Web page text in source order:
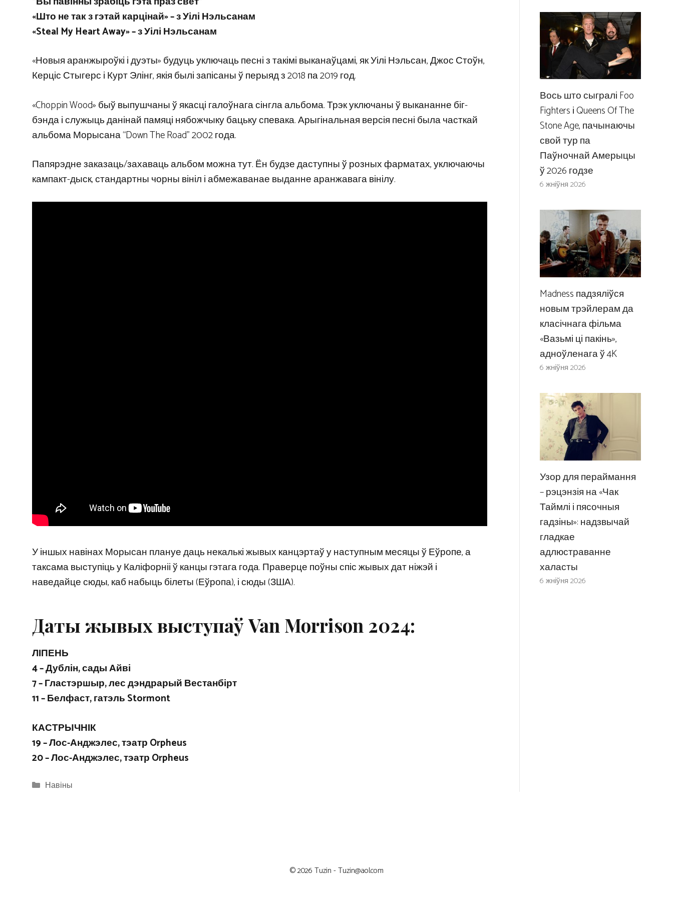
«Што не так з гэтай карцінай» – з Уілі Нэльсанам
«Steal My Heart Away» – з Уілі Нэльсанам
«Новыя аранжыроўкі і дуэты» будуць уключаць песні з такімі выканаўцамі, як Уілі Нэльсан, Джос Стоўн,
Керціс Стыгерс і Курт Элінг, якія былі запісаны ў перыяд з 2018 па 2019 год.
«Choppin Wood» быў выпушчаны ў якасці галоўнага сінгла альбома. Трэк уключаны ў выкананне біг-
бэнда і служыць данінай памяці нябожчыку бацьку спевака. Арыгінальная версія песні была часткай
альбома Морысана “Down The Road” 2002 года.
Папярэдне заказаць/захаваць альбом можна тут. Ён будзе даступны ў розных фарматах, уключаючы
кампакт-дыск, стандартны чорны вініл і абмежаванае выданне аранжавага вінілу.
У іншых навінах Морысан плануе даць некалькі жывых канцэртаў у наступным месяцы ў Еўропе, а
таксама выступіць у Каліфорніі ў канцы гэтага года. Праверце поўны спіс жывых дат ніжэй і
наведайце сюды, каб набыць білеты (Еўропа), і сюды (ЗША).
Даты жывых выступаў Van Morrison 2024:
ЛІПЕНЬ
4 – Дублін, сады Айві
7 – Гластэршыр, лес дэндрарый Вестанбірт
11 – Белфаст, гатэль Stormont
КАСТРЫЧНІК
19 – Лос-Анджэлес, тэатр Orpheus
20 – Лос-Анджэлес, тэатр Orpheus
Categories
Навіны
Вось што сыгралі Foo
Fighters і Queens Of The
Stone Age, пачынаючы
свой тур па
Паўночнай Амерыцы
ў 2026 годзе
6 жніўня 2026
Madness падзяліўся
новым трэйлерам да
класічнага фільма
«Вазьмі ці пакінь»,
адноўленага ў 4K
6 жніўня 2026
Узор для пераймання
– рэцэнзія на «Чак
Таймлі і пясочныя
гадзіны»: надзвычай
гладкае
адлюстраванне
халасты
6 жніўня 2026
© 2026 Tuzin -Tuzin@aol.com